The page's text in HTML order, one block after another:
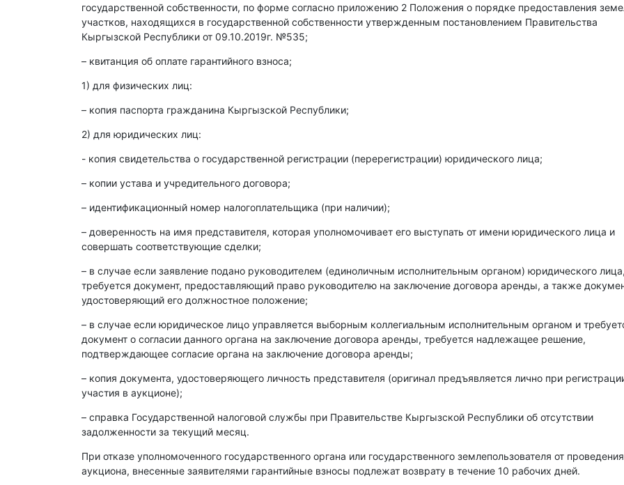
государственной собственности, по форме согласно приложению 2 Положения о порядке предоставления
участков, находящихся в государственной собственности утвержденным постановлением Правительства
Кыргызской Республики от 09.10.2019г. №535;
– квитанция об оплате гарантийного взноса;
1) для физических лиц:
– копия паспорта гражданина Кыргызской Республики;
2) для юридических лиц:
- копия свидетельства о государственной регистрации (перерегистрации) юридического лица;
– копии устава и учредительного договора;
– идентификационный номер налогоплательщика (при наличии);
– доверенность на имя представителя, которая уполномочивает его выступать от имени юридического лица и
совершать соответствующие сделки;
– в случае если заявление подано руководителем (единоличным исполнительным органом) юридического лица,
требуется документ, предоставляющий право руководителю на заключение договора аренды, а также
удостоверяющий его должностное положение;
– в случае если юридическое лицо управляется выборным коллегиальным исполнительным органом и
документ о согласии данного органа на заключение договора аренды, требуется надлежащее решение,
подтверждающее согласие органа на заключение договора аренды;
– копия документа, удостоверяющего личность представителя (оригинал предъявляется лично при
участия в аукционе);
– справка Государственной налоговой службы при Правительстве Кыргызской Республики об отсутствии
задолженности за текущий месяц.
При отказе уполномоченного государственного органа или государственного землепользователя от проведения
аукциона, внесенные заявителями гарантийные взносы подлежат возврату в течение 10 рабочих дней.